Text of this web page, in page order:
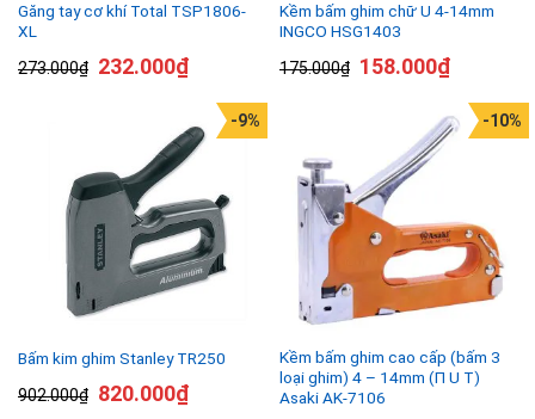
Găng tay cơ khí Total TSP1806-
XL
273.000₫ 232.000₫
Kềm bấm ghim chữ U 4-14mm
INGCO HSG1403
175.000₫ 158.000₫
Bấm kim ghim Stanley TR250
902.000₫
-9%
820.000₫
Kềm bấm ghim cao cấp (bấm 3
loại ghim) 4 – 14mm (П U T)
Asaki AK-7106
-10%